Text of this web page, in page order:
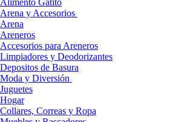
Alimento Gatito
Arena y Accesorios
Arena
Areneros
Accesorios para Areneros
Limpiadores y Deodorizantes
Depositos de Basura
Moda y Diversión
Juguetes
Hogar
Collares, Correas y Ropa